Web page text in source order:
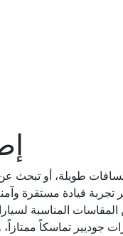
طويلة، أو تبحث
تجربة قيادة مستقرة
المناسبة
تماسكاً ممتازاً،